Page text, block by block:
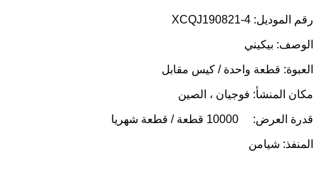
رقم الموديل: XCQJ190821-4
الوصف: بيكيني
العبوة: قطعة واحدة / كيس مقابل
مكان المنشأ: فوجيان ، الصين
قدرة العرض: 10000 قطعة / قطعة شهريا
المنفذ: شيامن